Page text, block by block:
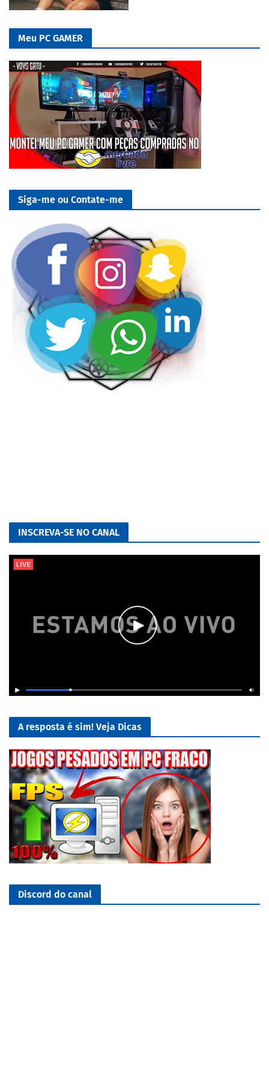
Meu PC GAMER
Siga-me ou Contate-me
INSCREVA-SE NO CANAL
A resposta é sim! Veja Dicas
Discord do canal